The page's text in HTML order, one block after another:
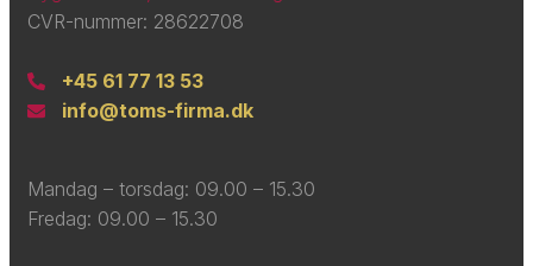
CVR-nummer: 28622708
+45 61 77 13 53
info@toms-firma.dk
Mandag – torsdag: ​09.00 – 15.30
Fredag: ​09.00 – 15.30